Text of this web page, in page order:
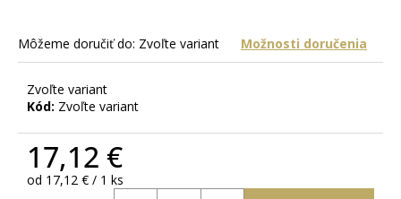
Môžeme doručiť do: Zvoľte variant Možnosti doručenia
Zvoľte variant
Kód: Zvoľte variant
17,12 €
Jednotková
od 17,12 € / 1 ks
r
ú
a
m
e
OCEĽOVÁ